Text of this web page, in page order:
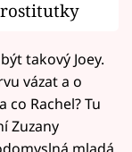
takový Joey.
vázat a o
co Rachel? Tu
Zuzany